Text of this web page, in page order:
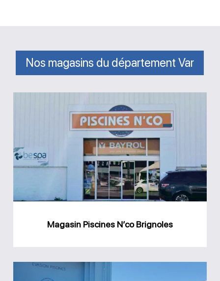
Nos magasins du département Var
Piscines
N’co
Brignoles
Magasin Piscines N’co Brignoles